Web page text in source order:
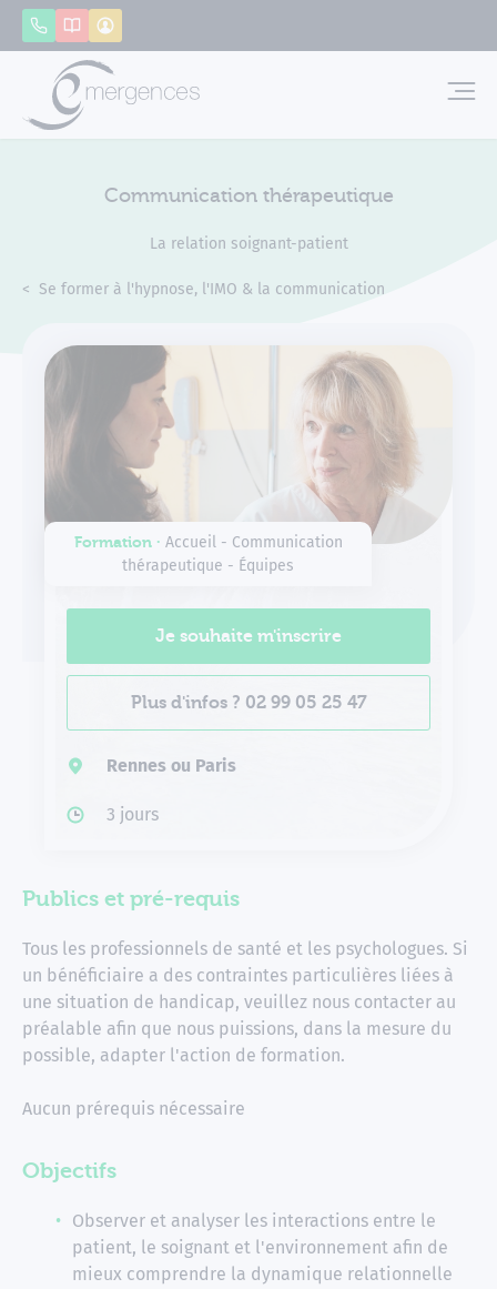
AppelerCatalogue
Communication thérapeutique
La relation soignant-patient
Accueil
Formations
Se former à l'hypnose, l'IMO & la communication
Formation ∙ Accueil - Communication
thérapeutique - Équipes
Je souhaite m'inscrire
Plus d'infos ? 02 99 05 25 47
Rennes ou Paris
3 jours
Publics et pré-requis
Tous les professionnels de santé et les psychologues. Si
un bénéficiaire a des contraintes particulières liées à
une situation de handicap, veuillez nous contacter au
préalable afin que nous puissions, dans la mesure du
possible, adapter l'action de formation.
Aucun prérequis nécessaire
Objectifs
Observer et analyser les interactions entre le
patient, le soignant et l'environnement afin de
mieux comprendre la dynamique relationnelle
Panneau de gestion des cookies